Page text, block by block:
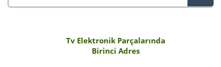
Tv Elektronik Parçalarında
Birinci Adres